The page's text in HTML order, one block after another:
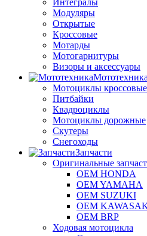
Модуляры
Открытые
Кроссовые
Мотарды
Мотогарнитуры
Визоры и аксессуары
Мототехника
Мотоциклы кроссовые
Питбайки
Квадроциклы
Мотоциклы дорожные
Скутеры
Снегоходы
Запчасти
Оригинальные
OEM HONDA
OEM YAMAHA
OEM SUZUKI
OEM
OEM BRP
Ходовая мотоцикла